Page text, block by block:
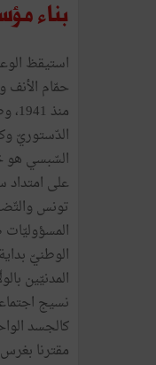
بناء
حمّام
الدّستوريّ
السّبسي هو
على امتداد
تونس
المسؤوليّات
المدنيّين
نسيج
كالجسد
مقترنا